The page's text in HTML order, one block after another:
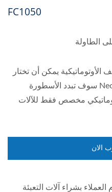
FC1050
الطاولة
الأوتوماتيكية يمكن أن تختار
فقط المعدات الكبيرة؟ Neostarpack سوف تبدد الأسطورة
مخصص فقط للآلات
الان
بشراء آلات التعبئة